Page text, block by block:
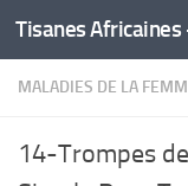
Au dessous du
Tisanes
MALADIES DE LA
14-Trompes